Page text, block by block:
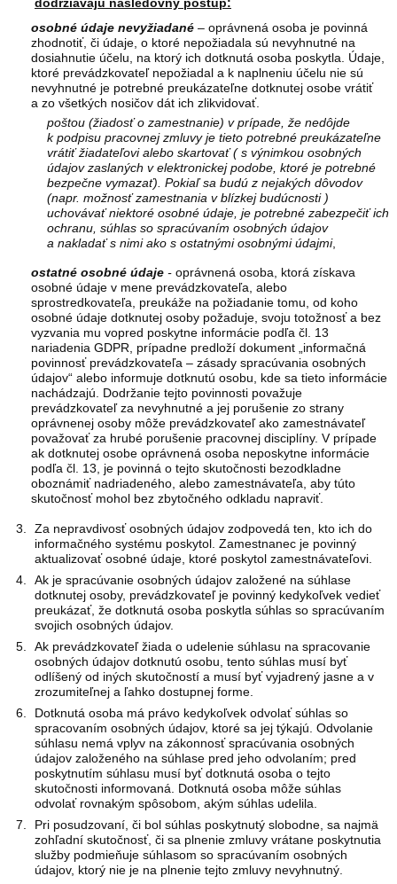
dodržiavajú nasledovný postup:
osobné údaje nevyžiadané – oprávnená osoba je povinná
zhodnotiť, či údaje, o ktoré nepožiadala sú nevyhnutné na
dosiahnutie účelu, na ktorý ich dotknutá osoba poskytla. Údaje,
ktoré prevádzkovateľ nepožiadal a k naplneniu účelu nie sú
nevyhnutné je potrebné preukázateľne dotknutej osobe vrátiť
a zo všetkých nosičov dát ich zlikvidovať.
poštou (žiadosť o zamestnanie) v prípade, že nedôjde
k podpisu pracovnej zmluvy je tieto potrebné preukázateľne
vrátiť žiadateľovi alebo skartovať ( s výnimkou osobných
údajov zaslaných v elektronickej podobe, ktoré je potrebné
bezpečne vymazať). Pokiaľ sa budú z nejakých dôvodov
(napr. možnosť zamestnania v blízkej budúcnosti )
uchovávať niektoré osobné údaje, je potrebné zabezpečiť ich
ochranu, súhlas so spracúvaním osobných údajov
a nakladať s nimi ako s ostatnými osobnými údajmi,
ostatné osobné údaje - oprávnená osoba, ktorá získava
osobné údaje v mene prevádzkovateľa, alebo
sprostredkovateľa, preukáže na požiadanie tomu, od koho
osobné údaje dotknutej osoby požaduje, svoju totožnosť a bez
vyzvania mu vopred poskytne informácie podľa čl. 13
nariadenia GDPR, prípadne predloží dokument „informačná
povinnosť prevádzkovateľa – zásady spracúvania osobných
údajov“ alebo informuje dotknutú osobu, kde sa tieto informácie
nachádzajú. Dodržanie tejto povinnosti považuje
prevádzkovateľ za nevyhnutné a jej porušenie zo strany
oprávnenej osoby môže prevádzkovateľ ako zamestnávateľ
považovať za hrubé porušenie pracovnej disciplíny. V prípade
ak dotknutej osobe oprávnená osoba neposkytne informácie
podľa čl. 13, je povinná o tejto skutočnosti bezodkladne
oboznámiť nadriadeného, alebo zamestnávateľa, aby túto
skutočnosť mohol bez zbytočného odkladu napraviť.
Za nepravdivosť osobných údajov zodpovedá ten, kto ich do
informačného systému poskytol. Zamestnanec je povinný
aktualizovať osobné údaje, ktoré poskytol zamestnávateľovi.
Ak je spracúvanie osobných údajov založené na súhlase
dotknutej osoby, prevádzkovateľ je povinný kedykoľvek vedieť
preukázať, že dotknutá osoba poskytla súhlas so spracúvaním
svojich osobných údajov.
Ak prevádzkovateľ žiada o udelenie súhlasu na spracovanie
osobných údajov dotknutú osobu, tento súhlas musí byť
odlíšený od iných skutočností a musí byť vyjadrený jasne a v
zrozumiteľnej a ľahko dostupnej forme.
Dotknutá osoba má právo kedykoľvek odvolať súhlas so
spracovaním osobných údajov, ktoré sa jej týkajú. Odvolanie
súhlasu nemá vplyv na zákonnosť spracúvania osobných
údajov založeného na súhlase pred jeho odvolaním; pred
poskytnutím súhlasu musí byť dotknutá osoba o tejto
skutočnosti informovaná. Dotknutá osoba môže súhlas
odvolať rovnakým spôsobom, akým súhlas udelila.
Pri posudzovaní, či bol súhlas poskytnutý slobodne, sa najmä
zohľadní skutočnosť, či sa plnenie zmluvy vrátane poskytnutia
služby podmieňuje súhlasom so spracúvaním osobných
údajov, ktorý nie je na plnenie tejto zmluvy nevyhnutný.